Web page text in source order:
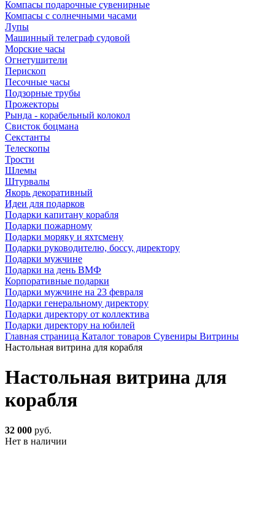
Компасы подарочные сувенирные
Компасы с солнечными часами
Лупы
Машинный телеграф судовой
Морские часы
Огнетушители
Перископ
Песочные часы
Подзорные трубы
Прожекторы
Рында - корабельный колокол
Свисток боцмана
Секстанты
Телескопы
Трости
Шлемы
Штурвалы
Якорь декоративный
Идеи для подарков
Подарки капитану корабля
Подарки пожарному
Подарки моряку и яхтсмену
Подарки руководителю, боссу, директору
Подарки мужчине
Подарки на день ВМФ
Корпоративные подарки
Подарки мужчине на 23 февраля
Подарки генеральному директору
Подарки директору от коллектива
Подарки директору на юбилей
Главная страница Каталог товаров Сувениры Витрины
Настольная витрина для корабля
Настольная витрина для
корабля
32 000 руб.
Нет в наличии